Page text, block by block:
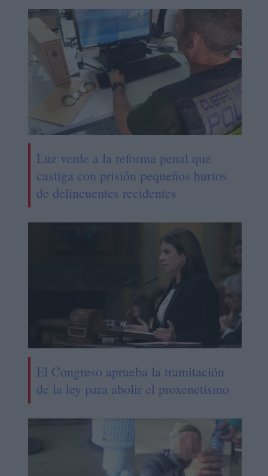
Luz verde a la reforma penal que
castiga con prisión pequeños hurtos
de delincuentes recidentes
El Congreso aprueba la tramitación
de la ley para abolir el proxenetismo